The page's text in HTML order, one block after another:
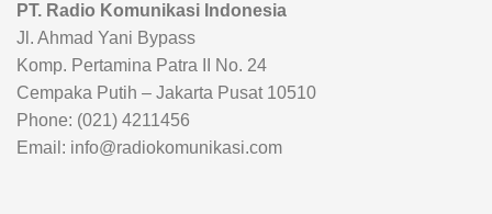
PT. Radio Komunikasi Indonesia
Jl. Ahmad Yani Bypass
Komp. Pertamina Patra II No. 24
Cempaka Putih – Jakarta Pusat 10510
Phone: (021) 4211456
Email: info@radiokomunikasi.com